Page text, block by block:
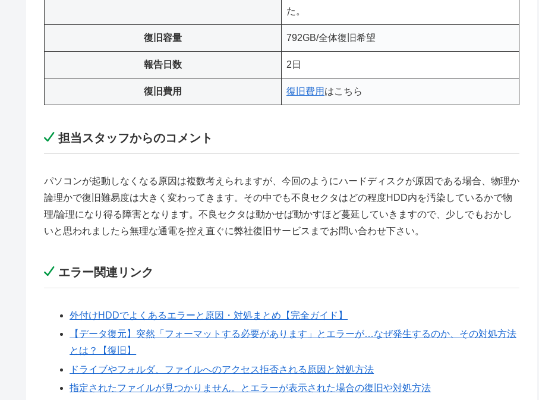
た。
復旧容量 792GB/全体復旧希望
報告日数 2日
復旧費用 復旧費用 はこちら
担当スタッフからのコメント
パソコンが起動しなくなる原因は複数考えられますが、今回のようにハードディスクが原因である場合、物理か
論理かで復旧難易度は大きく変わってきます。その中でも不良セクタはどの程度HDD内を汚染しているかで物
理/論理になり得る障害となります。不良セクタは動かせば動かすほど蔓延していきますので、少しでもおかし
いと思われましたら無理な通電を控え直ぐに弊社復旧サービスまでお問い合わせ下さい。
エラー関連リンク
外付けHDDでよくあるエラーと原因・対処まとめ【完全ガイド】
【データ復元】突然「フォーマットする必要があります」とエラーが…なぜ発生するのか、その対処方法
とは？【復旧】
ドライブやフォルダ、ファイルへのアクセス拒否される原因と対処方法
指定されたファイルが見つかりません。とエラーが表示された場合の復旧や対処方法